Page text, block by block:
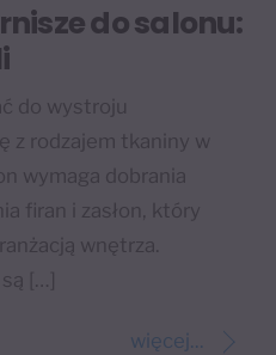
do salonu:
do wystroju
z rodzajem tkaniny w
wymaga dobrania
firan i zasłon, który
wnętrza.
są […]
więcej...